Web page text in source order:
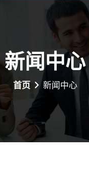
新闻中心
首页 新闻中心